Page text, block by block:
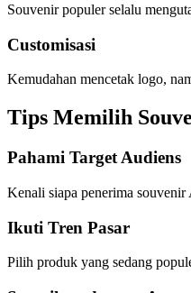
Souvenir populer selalu
Customisasi
Kemudahan mencetak logo,
Tips Memilih
Pahami Target Audiens
Kenali siapa penerima
Ikuti Tren Pasar
Pilih produk yang sedang